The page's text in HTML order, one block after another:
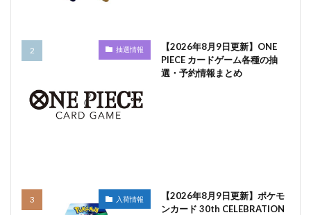
抽選情報
【2026年8月9日更新】ONE
PIECE カードゲーム各種の抽
選・予約情報まとめ
入荷情報
【2026年8月9日更新】ポケモ
ンカード 30th CELEBRATION